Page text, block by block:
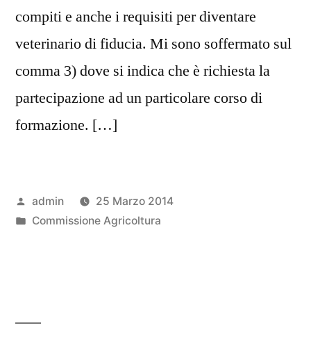
compiti e anche i requisiti per diventare
veterinario di fiducia. Mi sono soffermato sul
comma 3) dove si indica che è richiesta la
partecipazione ad un particolare corso di
formazione. […]
Pubblicato
da
admin
25 Marzo 2014
Pubblicato
Commissione Agricoltura